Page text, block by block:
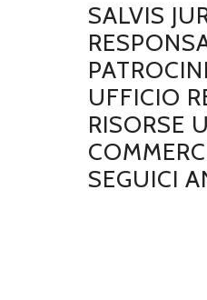
SALVIS
UFFICIO
RISORSE
SEGUICI